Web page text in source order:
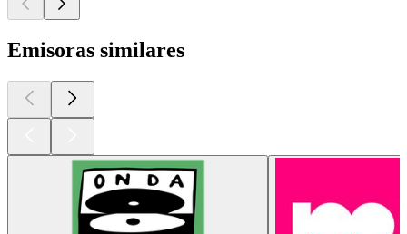
Emisoras similares